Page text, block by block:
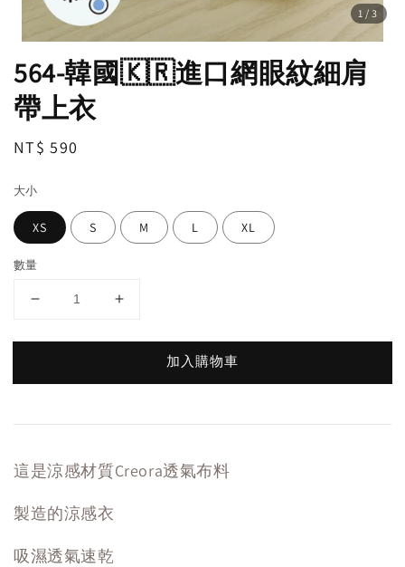
1 /3
564-韓國🇰🇷進口網眼紋細肩
帶上衣
Regular
NT$ 590
大小
XS S M L XL
數量
加入購物車
這是涼感材質Creora透氣布料
製造的涼感衣
吸濕透氣速乾